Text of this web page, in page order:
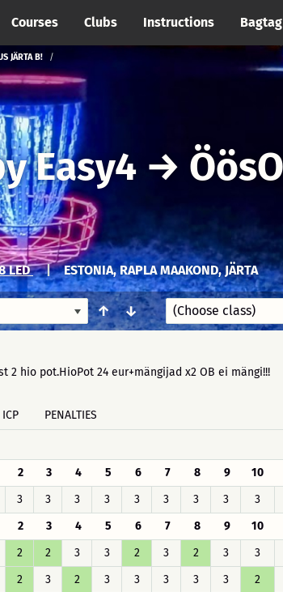
Courses Clubs Instructions Bagtag
JÄRTA B!
Easy4 →
LED | ESTONIA, RAPLA MAAKOND, JÄRTA
↑ ↓
2 hio pot.HioPot 24 eur+mängijad x2 OB ei mängi!!!
ICP PENALTIES
2 3 4 5 6 7 8 9 10
3 3 3 3 3 3 3 3 3
2 3 4 5 6 7 8 9 10
2 2 3 3 2 3 2 3 3
2 3 2 3 3 3 3 3 2